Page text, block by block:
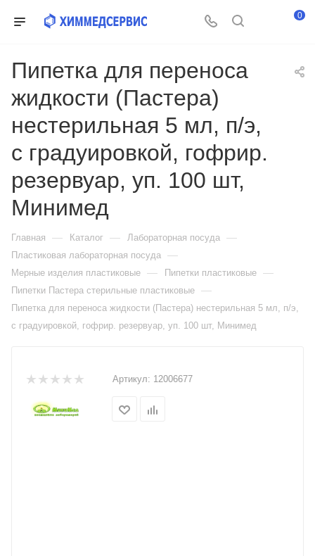
0
Пипетка для переноса
жидкости (Пастера)
нестерильная 5 мл, п/э,
с градуировкой, гофрир.
резервуар, уп. 100 шт,
Минимед
Главная — Каталог — Лабораторная посуда —
Пластиковая лабораторная посуда —
Мерные изделия пластиковые — Пипетки пластиковые —
Пипетки Пастера стерильные пластиковые —
Пипетка для переноса жидкости (Пастера) нестерильная 5 мл, п/э,
с градуировкой, гофрир. резервуар, уп. 100 шт, Минимед
Артикул: 12006677